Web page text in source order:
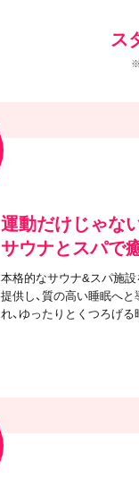
ス
※
運動だけじゃな
サウナとスパで
本格的なサウナ&スパ施
提供し、質の高い睡眠へ
れ、ゆったりとくつろげる